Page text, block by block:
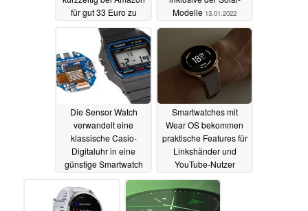
für gut 33 Euro zu
haben14.01.2022
Modelle 13.01.2022
Die Sensor Watch
verwandelt eine
klassische Casio-
Digitaluhr in eine
günstige Smartwatch
Smartwatches mit
Wear OS bekommen
praktische Features für
Linkshänder und
YouTube-Nutzer
12.01.2022